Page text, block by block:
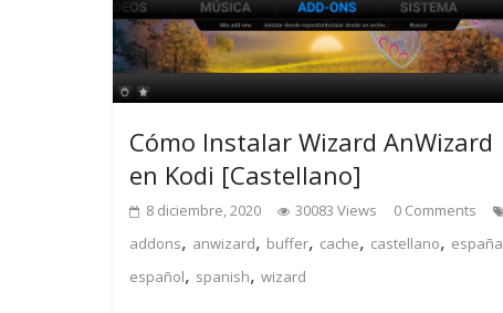
Cómo Instalar Wizard AnWizard
en Kodi [Castellano]
8 diciembre, 2020 30083 Views
0 Comments
addons, anwizard, buffer, cache, castellano, españa
español, spanish, wizard